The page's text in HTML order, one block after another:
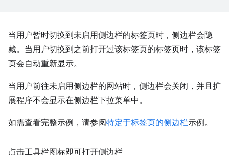
当用户暂时切换到未启用侧边栏的标签页时，侧边栏会隐
藏。当用户切换到之前打开过该标签页的标签页时，该标签
页会自动重新显示。
当用户前往未启用侧边栏的网站时，侧边栏会关闭，并且扩
展程序不会显示在侧边栏下拉菜单中。
如需查看完整示例，请参阅特定于标签页的侧边栏示例。
点击工具栏图标即可打开侧边栏